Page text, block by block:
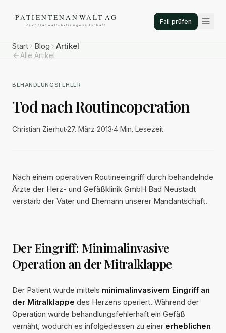
Fall prüfen
Start Blog Artikel
Alle Artikel
BEHANDLUNGSFEHLER
Tod nach Routineoperation
Christian Zierhut·27. März 2013·4 Min. Lesezeit
Nach einem operativen Routineeingriff durch behandelnde
Ärzte der Herz- und Gefäßklinik GmbH Bad Neustadt
verstarb der Vater und Ehemann unserer Mandantschaft.
Der Eingriff: Minimalinvasive
Operation an der Mitralklappe
Der Patient wurde mittels minimalinvasivem Eingriff an
der Mitralklappe des Herzens operiert. Während der
Operation wurde behandlungsfehlerhaft ein Gefäß
vernäht, wodurch es infolgedessen zu einer erheblichen